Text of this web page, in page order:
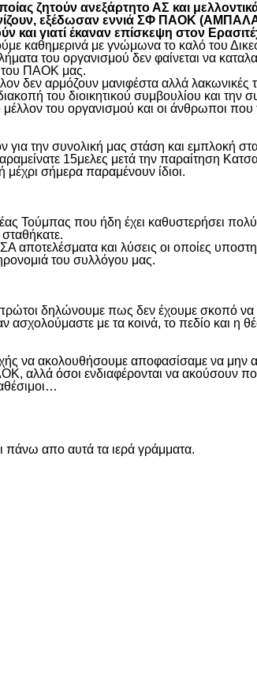
ζητούν ανεξάρτητο ΑΣ και
εξέδωσαν εννιά ΣΦ ΠΑΟΚ
έκαναν επίσκεψη στον
καθημερινά με γνώμωνα το καλό του
του οργανισμού δεν φαίνεται να
του ΠΑΟΚ μας.
δεν αρμόζουν μανιφέστα αλλά λακωνικές
του διοικητικού συμβουλίου και την
του οργανισμού και οι άνθρωποι
την συνολική μας στάση και εμπλοκή
15μελες μετά την παραίτηση
μέχρι σήμερα παραμένουν ίδιοι.
Τούμπας που ήδη έχει καθυστερήσει
σταθήκατε.
και λύσεις οι οποίες
του συλλόγου μας.
δηλώνουμε πως δεν έχουμε σκοπό
ασχολούμαστε με τα κοινά, το πεδίο και
να ακολουθήσουμε αποφασίσαμε να μην
όσοι ενδιαφέρονται να ακούσουν
πάνω απο αυτά τα ιερά γράμματα.